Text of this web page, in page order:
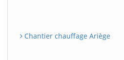
Chantier chauffage Ariège